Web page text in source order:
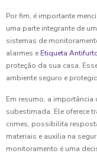
Por fim, é importante
uma parte integrante de
sistemas de
alarmes e Etiqueta
proteção da sua casa.
ambiente seguro e
Em resumo, a
subestimada. Ele oferece
crimes, possibilita
materiais e auxilia na
monitoramento é uma